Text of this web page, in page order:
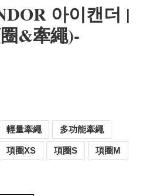
아이캔더 |
&牽繩)-
輕量牽繩 多功能牽繩
項圈XS 項圈S 項圈M